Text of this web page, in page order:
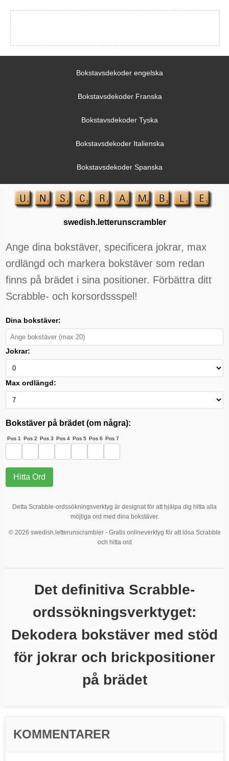
Bokstavsdekoder engelska
Bokstavsdekoder Franska
Bokstavsdekoder Tyska
Bokstavsdekoder Italienska
Bokstavsdekoder Spanska
swedish.letterunscrambler
Ange dina bokstäver, specificera jokrar, max
ordlängd och markera bokstäver som redan
finns på brädet i sina positioner. Förbättra ditt
Scrabble- och korsordssspel!
Dina bokstäver:
Jokrar:
Max ordlängd:
Bokstäver på brädet (om några):
Pos 1 Pos 2 Pos 3 Pos 4 Pos 5 Pos 6 Pos 7
Hitta Ord
Detta Scrabble-ordssökningsverktyg är designat för att hjälpa dig hitta alla
möjliga ord med dina bokstäver.
© 2026 swedish.letterunscrambler - Gratis onlineverktyg för att lösa Scrabble
och hitta ord
Det definitiva Scrabble-
ordssökningsverktyget:
Dekodera bokstäver med stöd
för jokrar och brickpositioner
på brädet
KOMMENTARER